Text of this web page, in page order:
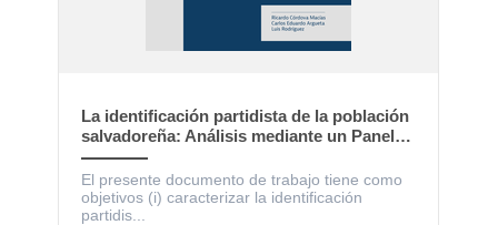
La identificación partidista de la población
salvadoreña: Análisis mediante un Panel
Electoral
El presente documento de trabajo tiene como
objetivos (i) caracterizar la identificación
partidis...